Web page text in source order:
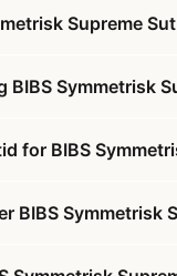
Supreme
Symmetrisk
for BIBS
BIBS Symmetrisk